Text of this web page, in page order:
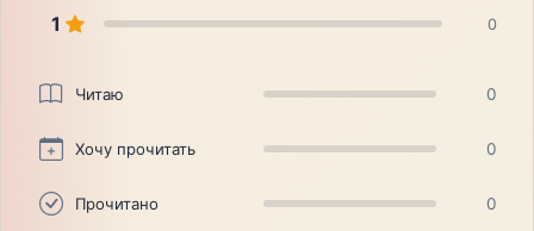
1 0
Читаю 0
Хочу прочитать 0
Прочитано 0